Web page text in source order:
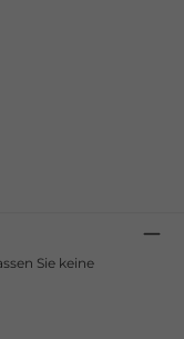
Sie keine